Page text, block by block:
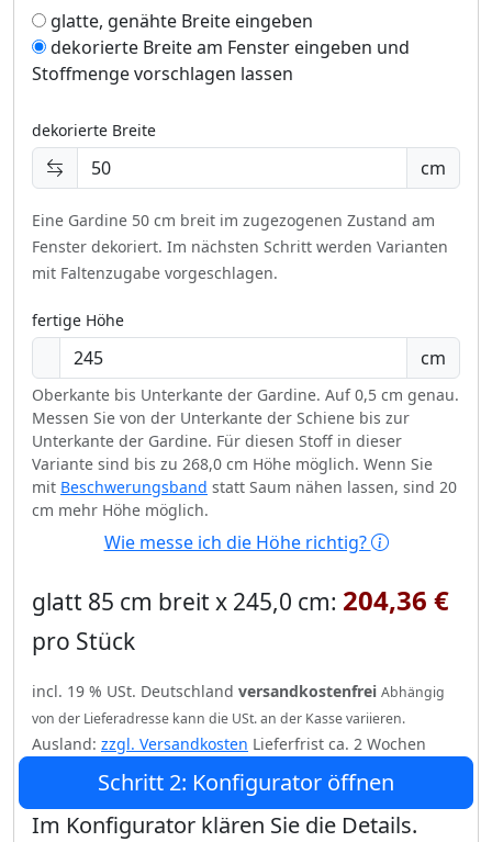
glatte, genähte Breite eingeben
dekorierte Breite am Fenster eingeben und
Stoffmenge vorschlagen lassen
dekorierte Breite
cm
Eine Gardine 50 cm breit im zugezogenen Zustand am
Fenster dekoriert. Im nächsten Schritt werden Varianten
mit Faltenzugabe vorgeschlagen.
fertige Höhe
cm
Oberkante bis Unterkante der Gardine. Auf 0,5 cm genau.
Messen Sie von der Unterkante der Schiene bis zur
Unterkante der Gardine. Für diesen Stoff in dieser
Variante sind bis zu 268,0 cm Höhe möglich. Wenn Sie
mit Beschwerungsband statt Saum nähen lassen, sind 20
cm mehr Höhe möglich.
Wie messe ich die Höhe richtig?
glatt 85 cm breit x 245,0 cm: 204,36 €
pro Stück
incl. 19 % USt. Deutschland versandkostenfrei Abhängig
von der Lieferadresse kann die USt. an der Kasse variieren.
Ausland: zzgl. Versandkosten Lieferfrist ca. 2 Wochen
Schritt 2: Konfigurator öffnen
Im Konfigurator klären Sie die Details.